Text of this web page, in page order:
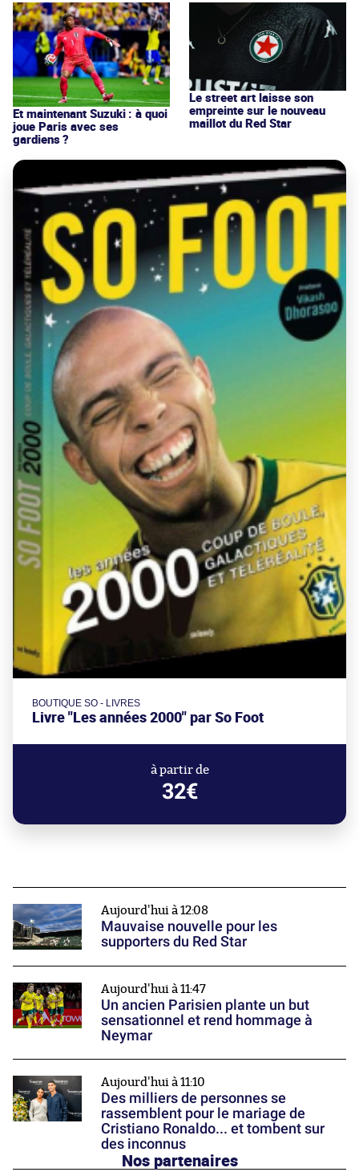
Et maintenant Suzuki : à quoi
joue Paris avec ses
gardiens ?
Le street art laisse son
empreinte sur le nouveau
maillot du Red Star
BOUTIQUE SO - LIVRES
Livre "Les années 2000" par So Foot
à partir de
32€
Aujourd'hui à 12:08
Mauvaise nouvelle pour les
supporters du Red Star
Aujourd'hui à 11:47
Un ancien Parisien plante un but
sensationnel et rend hommage à
Neymar
Aujourd'hui à 11:10
Des milliers de personnes se
rassemblent pour le mariage de
Cristiano Ronaldo... et tombent sur
des inconnus
Nos partenaires